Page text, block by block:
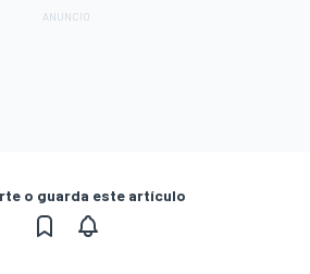
o guarda este artículo